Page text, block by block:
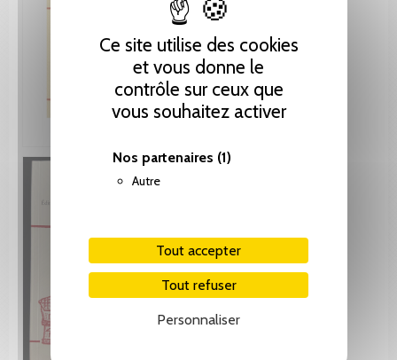
Ce site utilise des cookies
et vous donne le
contrôle sur ceux que
vous souhaitez activer
Nos partenaires (1)
Autre
Tout accepter
Tout refuser
Personnaliser